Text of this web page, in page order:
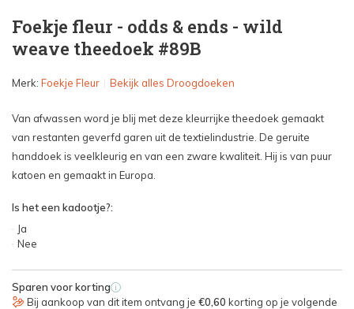
Foekje fleur - odds & ends - wild
weave theedoek #89B
Merk: Foekje Fleur Bekijk alles Droogdoeken
Van afwassen word je blij met deze kleurrijke theedoek gemaakt
van restanten geverfd garen uit de textielindustrie. De geruite
handdoek is veelkleurig en van een zware kwaliteit. Hij is van puur
katoen en gemaakt in Europa.
Is het een kadootje?:
Ja
Nee
Sparen voor korting i
Bij aankoop van dit item ontvang je €0,60 korting op je volgende